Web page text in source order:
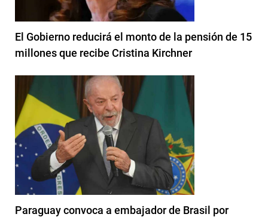
El Gobierno reducirá el monto de la pensión de 15
millones que recibe Cristina Kirchner
Paraguay convoca a embajador de Brasil por